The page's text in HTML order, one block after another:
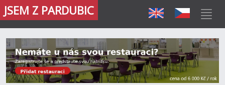
JSEM Z PARDUBIC